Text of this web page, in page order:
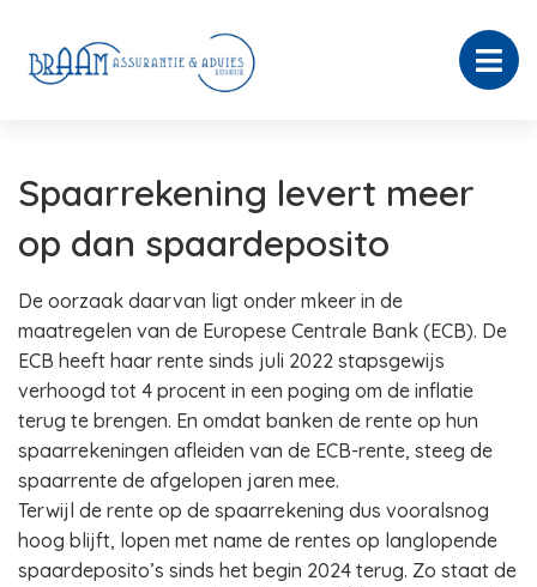
Spaarrekening levert meer
op dan spaardeposito
De oorzaak daarvan ligt onder mkeer in de
maatregelen van de Europese Centrale Bank (ECB). De
ECB heeft haar rente sinds juli 2022 stapsgewijs
verhoogd tot 4 procent in een poging om de inflatie
terug te brengen. En omdat banken de rente op hun
spaarrekeningen afleiden van de ECB-rente, steeg de
spaarrente de afgelopen jaren mee.
Terwijl de rente op de spaarrekening dus vooralsnog
hoog blijft, lopen met name de rentes op langlopende
spaardeposito’s sinds het begin 2024 terug. Zo staat de